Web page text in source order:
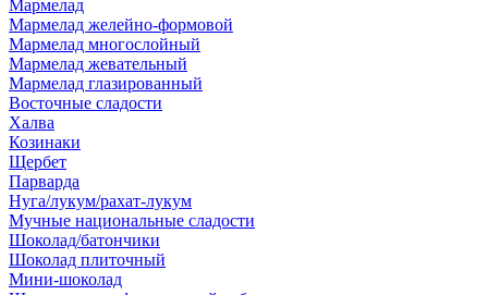
Мармелад
Мармелад желейно-формовой
Мармелад многослойный
Мармелад жевательный
Мармелад глазированный
Восточные сладости
Халва
Козинаки
Щербет
Парварда
Нуга/лукум/рахат-лукум
Мучные национальные сладости
Шоколад/батончики
Шоколад плиточный
Мини-шоколад